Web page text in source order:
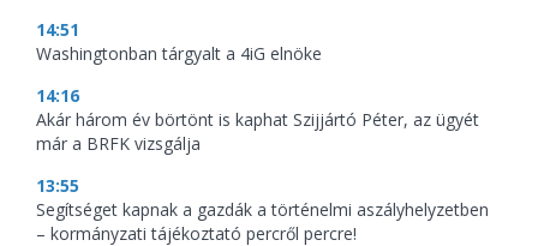
14:51
Washingtonban tárgyalt a 4iG elnöke
14:16
Akár három év börtönt is kaphat Szijjártó Péter, az ügyét
már a BRFK vizsgálja
13:55
Segítséget kapnak a gazdák a történelmi aszályhelyzetben
– kormányzati tájékoztató percről percre!